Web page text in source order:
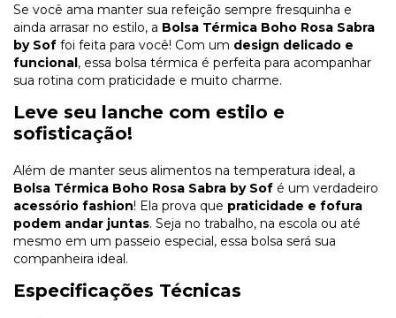
Se você ama manter sua refeição sempre fresquinha e
ainda arrasar no estilo, a Bolsa Térmica Boho Rosa Sabra
by Sof foi feita para você! Com um design delicado e
funcional, essa bolsa térmica é perfeita para acompanhar
sua rotina com praticidade e muito charme.
Leve seu lanche com estilo e
sofisticação!
Além de manter seus alimentos na temperatura ideal, a
Bolsa Térmica Boho Rosa Sabra by Sof é um verdadeiro
acessório fashion! Ela prova que praticidade e fofura
podem andar juntas. Seja no trabalho, na escola ou até
mesmo em um passeio especial, essa bolsa será sua
companheira ideal.
Especificações Técnicas